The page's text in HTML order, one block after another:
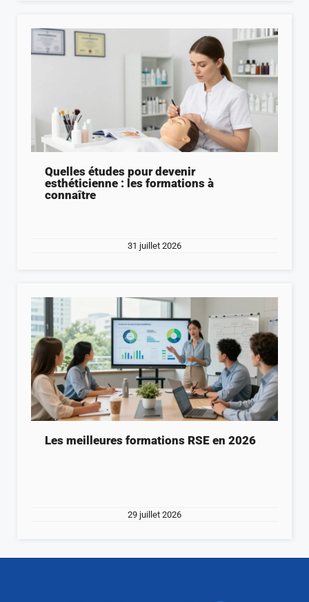
Quelles études pour devenir
esthéticienne : les formations à
connaître
31 juillet 2026
Les meilleures formations RSE en 2026
29 juillet 2026